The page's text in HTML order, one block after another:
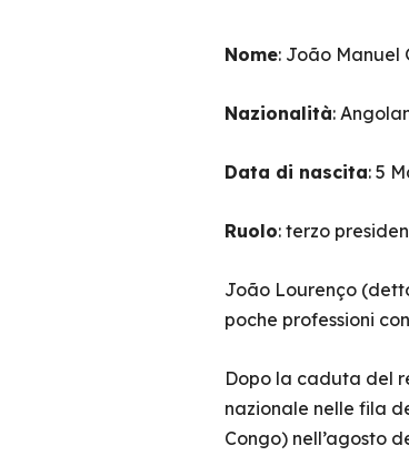
Nome: João Manuel
Nazionalità:
Data di nascita: 5
Ruolo: terzo
João Lourenço
poche professioni
Dopo la caduta del
nazionale nelle fila
Congo) nell’agosto